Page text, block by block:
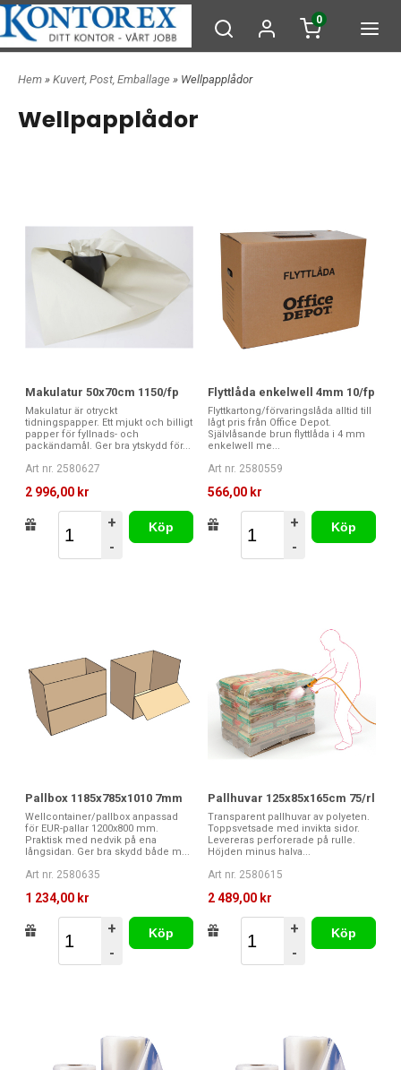
0
Hem » Kuvert, Post, Emballage » Wellpapplådor
Wellpapplådor
Makulatur 50x70cm 1150/fp
Makulatur är otryckt
tidningspapper. Ett mjukt och billigt
papper för fyllnads- och
packändamål. Ger bra ytskydd för...
Art nr. 2580627
2 996,00 kr
+
-
Köp
Flyttlåda enkelwell 4mm 10/fp
Flyttkartong/förvaringslåda alltid till
lågt pris från Office Depot.
Självlåsande brun flyttlåda i 4 mm
enkelwell me...
Art nr. 2580559
566,00 kr
+
-
Köp
Pallbox 1185x785x1010 7mm
Wellcontainer/pallbox anpassad
för EUR-pallar 1200x800 mm.
Praktisk med nedvik på ena
långsidan. Ger bra skydd både m...
Art nr. 2580635
1 234,00 kr
+
-
Köp
Pallhuvar 125x85x165cm 75/rl
Transparent pallhuvar av polyeten.
Toppsvetsade med invikta sidor.
Levereras perforerade på rulle.
Höjden minus halva...
Art nr. 2580615
2 489,00 kr
+
-
Köp